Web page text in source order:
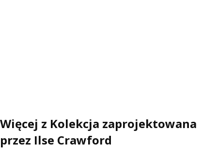
Więcej z Kolekcja zaprojektowana
przez Ilse Crawford